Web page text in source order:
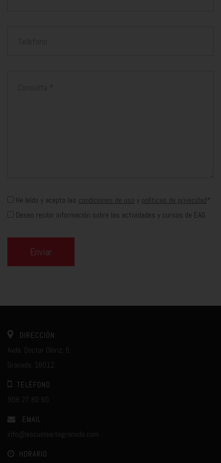
He leído y acepto las condiciones de uso y políticas de privacidad*
Deseo recibir información sobre las actividades y cursos de EAG
Enviar
DIRECCIÓN:
Avda. Doctor Olóriz, 6.
Granada, 18012.
TELÉFONO
958 27 80 60
EMAIL
info@escuelaartegranada.com
HORARIO